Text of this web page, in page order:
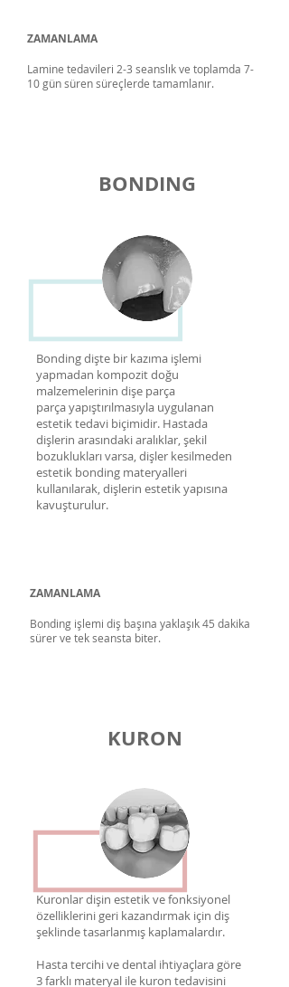
ZAMANLAMA
Lamine tedavileri 2-3 seanslık ve toplamda 7-
10 gün süren süreçlerde tamamlanır.
BONDING
Bonding dişte bir kazıma işlemi
yapmadan kompozit doğu
malzemelerinin dişe parça
parça yapıştırılmasıyla uygulanan
estetik tedavi biçimidir. Hastada
dişlerin arasındaki aralıklar, şekil
bozuklukları varsa, dişler kesilmeden
estetik bonding materyalleri
kullanılarak, dişlerin estetik yapısına
kavuşturulur.
ZAMANLAMA
Bonding işlemi diş başına yaklaşık 45 dakika
sürer ve tek seansta biter.
KURON
Kuronlar dişin estetik ve fonksiyonel
özelliklerini geri kazandırmak için diş
şeklinde tasarlanmış kaplamalardır.
Hasta tercihi ve dental ihtiyaçlara göre
3 farklı materyal ile kuron tedavisini